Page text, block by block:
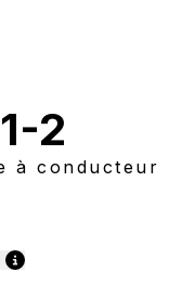
2
à conducteur